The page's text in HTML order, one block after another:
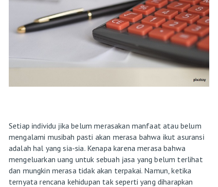
Setiap individu jika belum merasakan manfaat atau belum
mengalami musibah pasti akan merasa bahwa ikut asuransi
adalah hal yang sia-sia. Kenapa karena merasa bahwa
mengeluarkan uang untuk sebuah jasa yang belum terlihat
dan mungkin merasa tidak akan terpakai. Namun, ketika
ternyata rencana kehidupan tak seperti yang diharapkan